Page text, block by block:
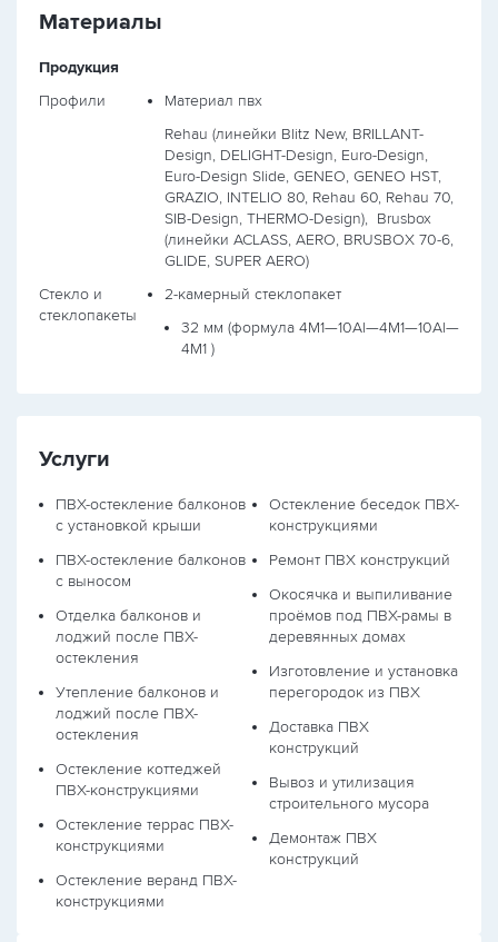
Материалы
Продукция
Профили
Материал пвх
Rehau (линейки Blitz New, BRILLANT-
Design, DELIGHT-Design, Euro-Design,
Euro-Design Slide, GENEO, GENEO HST,
GRAZIO, INTELIO 80, Rehau 60, Rehau 70,
SIB-Design, THERMO-Design), Brusbox
(линейки ACLASS, AERO, BRUSBOX 70-6,
GLIDE, SUPER AERO)
Стекло и
стеклопакеты
2-камерный стеклопакет
32 мм (формула 4М1—10Al—4М1—10Al—
4М1 )
Услуги
ПВХ-остекление балконов
с установкой крыши
ПВХ-остекление балконов
с выносом
Отделка балконов и
лоджий после ПВХ-
остекления
Утепление балконов и
лоджий после ПВХ-
остекления
Остекление коттеджей
ПВХ-конструкциями
Остекление террас ПВХ-
конструкциями
Остекление веранд ПВХ-
конструкциями
Остекление беседок ПВХ-
конструкциями
Ремонт ПВХ конструкций
Окосячка и выпиливание
проёмов под ПВХ-рамы в
деревянных домах
Изготовление и установка
перегородок из ПВХ
Доставка ПВХ
конструкций
Вывоз и утилизация
строительного мусора
Демонтаж ПВХ
конструкций